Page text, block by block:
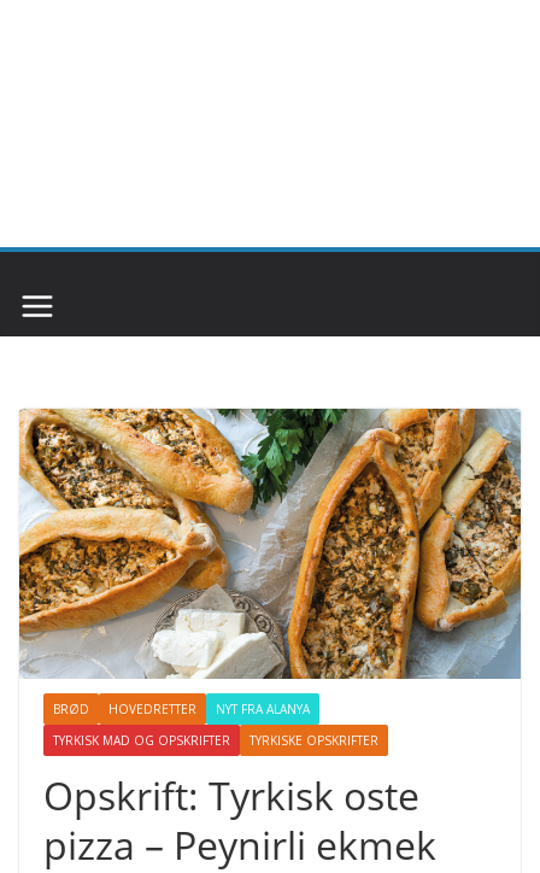
BRØD HOVEDRETTER
NYT FRA ALANYA
TYRKISK MAD OG OPSKRIFTER
TYRKISKE OPSKRIFTER
Opskrift: Tyrkisk oste
pizza – Peynirli ekmek